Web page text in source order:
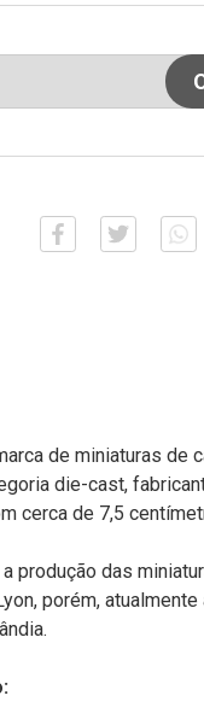
de miniaturas de
die-cast,
cerca de 7,5
produção das
porém,